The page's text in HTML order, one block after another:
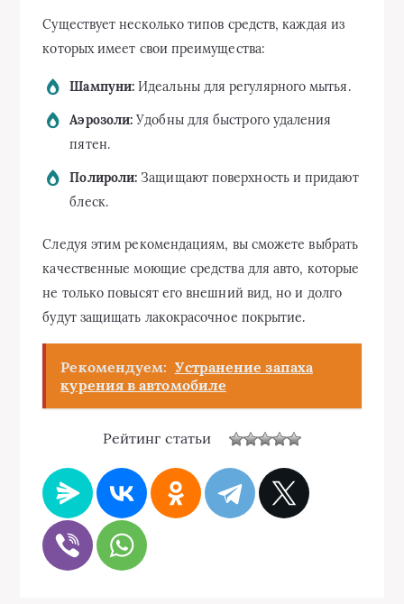
Существует несколько типов средств, каждая из
которых имеет свои преимущества:
Шампуни: Идеальны для регулярного мытья.
Аэрозоли: Удобны для быстрого удаления
пятен.
Полироли: Защищают поверхность и придают
блеск.
Следуя этим рекомендациям, вы сможете выбрать
качественные моющие средства для авто, которые
не только повысят его внешний вид, но и долго
будут защищать лакокрасочное покрытие.
Рекомендуем: Устранение запаха
курения в автомобиле
Рейтинг статьи